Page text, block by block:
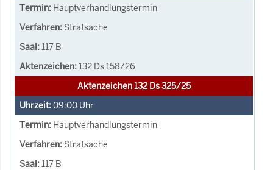
Hauptverhandlungstermin
Strafsache
117 B
132 Ds 158/26
Aktenzeichen 132 Ds 325/25
09:00 Uhr
Hauptverhandlungstermin
Strafsache
117 B